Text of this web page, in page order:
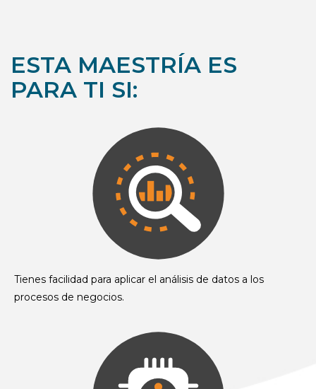
ESTA MAESTRÍA ES
PARA TI SI:
Tienes facilidad para aplicar el análisis de datos a los
procesos de negocios.